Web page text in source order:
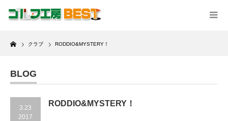
Home
クラブ RODDIO&MYSTERY！
BLOG
3.23
2017
RODDIO&MYSTERY！